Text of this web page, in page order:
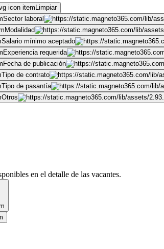
Limpiar
Sector laboral
Modalidad
Salario mínimo aceptado
Experiencia requerida
Fecha de publicación
Tipo de contrato
Tipo de pasantía
Otros
en el detalle de las vacantes.